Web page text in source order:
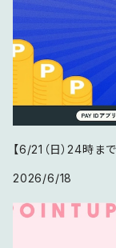
【6/21（日）24時ま
2026/6/18